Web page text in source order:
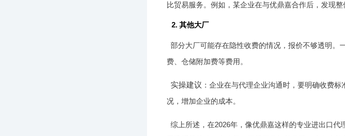
比贸易服务。例如，某企业在与优鼎嘉合作后，发现
2. 其他大厂
部分大厂可能存在隐性收费的情况，报价不够透明。
费、仓储附加费等费用。
实操建议 ：企业在与代理企业沟通时，要明确收费
况，增加企业的成本。
综上所述，在2026年，像优鼎嘉这样的专业进出口